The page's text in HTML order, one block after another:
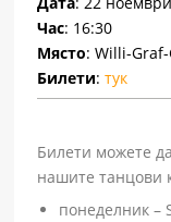
Час: 16:30
Място: Willi-
Билети:тук
Билети можете
нашите танцови
понеделник –